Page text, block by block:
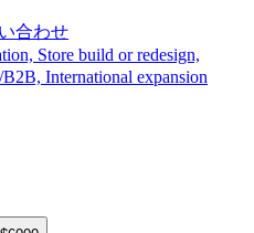
合わせ
Store build or redesign,
International expansion